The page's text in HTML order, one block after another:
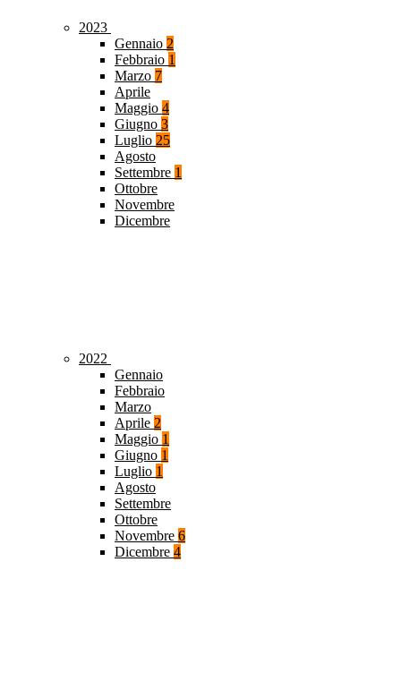
2023
Gennaio 2
Febbraio 1
Marzo 7
Aprile
Maggio 4
Giugno 3
Luglio 25
Agosto
Settembre 1
Ottobre
Novembre
Dicembre
2022
Gennaio
Febbraio
Marzo
Aprile 2
Maggio 1
Giugno 1
Luglio 1
Agosto
Settembre
Ottobre
Novembre 6
Dicembre 4